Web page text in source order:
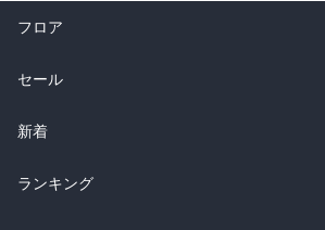
フロア
総合
ラノベ
雑誌・グラビア
セール
総合
ラノベ
新着
総合
ランキング